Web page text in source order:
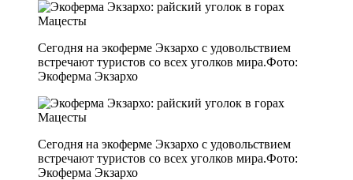
Сегодня на экоферме Экзархо с удовольствием
встречают туристов со всех уголков мира.Фото:
Экоферма Экзархо
Сегодня на экоферме Экзархо с удовольствием
встречают туристов со всех уголков мира.Фото:
Экоферма Экзархо